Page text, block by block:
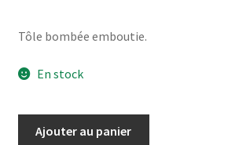
Tôle bombée emboutie.
En stock
Ajouter au panier